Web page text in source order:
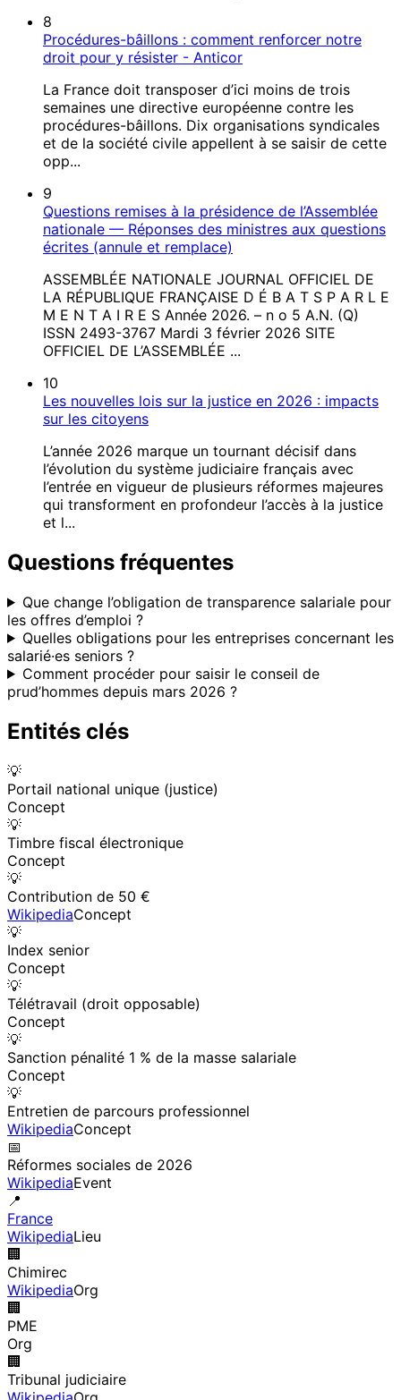
8
Procédures-bâillons : comment renforcer notre
droit pour y résister - Anticor
La France doit transposer d’ici moins de trois
semaines une directive européenne contre les
procédures-bâillons. Dix organisations syndicales
et de la société civile appellent à se saisir de cette
opp...
9
Questions remises à la présidence de l’Assemblée
nationale — Réponses des ministres aux questions
écrites (annule et remplace)
ASSEMBLÉE NATIONALE JOURNAL OFFICIEL DE
LA RÉPUBLIQUE FRANÇAISE D É B A T S P A R L E
M E N T A I R E S Année 2026. – n o 5 A.N. (Q)
ISSN 2493-3767 Mardi 3 février 2026 SITE
OFFICIEL DE L’ASSEMBLÉE ...
10
Les nouvelles lois sur la justice en 2026 : impacts
sur les citoyens
L’année 2026 marque un tournant décisif dans
l’évolution du système judiciaire français avec
l’entrée en vigueur de plusieurs réformes majeures
qui transforment en profondeur l’accès à la justice
et l...
Questions fréquentes
Que change l’obligation de transparence salariale pour
les offres d’emploi ?
Quelles obligations pour les entreprises concernant les
salarié·es seniors ?
Comment procéder pour saisir le conseil de
prud’hommes depuis mars 2026 ?
Entités clés
💡
Portail national unique (justice)
Concept
💡
Timbre fiscal électronique
Concept
💡
Contribution de 50 €
WikipediaConcept
💡
Index senior
Concept
💡
Télétravail (droit opposable)
Concept
💡
Sanction pénalité 1 % de la masse salariale
Concept
💡
Entretien de parcours professionnel
WikipediaConcept
📅
Réformes sociales de 2026
WikipediaEvent
📍
France
WikipediaLieu
🏢
Chimirec
WikipediaOrg
🏢
PME
Org
🏢
Tribunal judiciaire